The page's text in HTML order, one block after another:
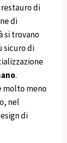
di
di
si trovano
sicuro di
.
molto meno
nel
di